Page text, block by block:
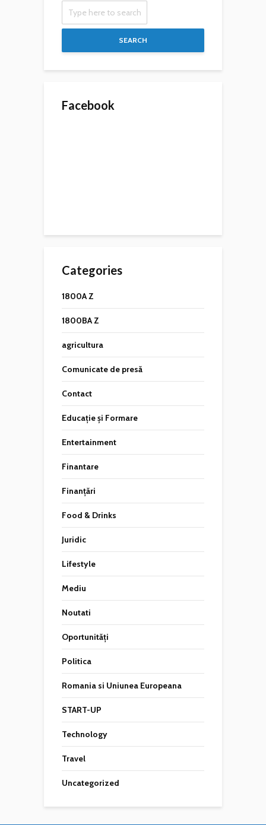
SEARCH
Facebook
Categories
1800A Z
1800BA Z
agricultura
Comunicate de presă
Contact
Educație și Formare
Entertainment
Finantare
Finanțări
Food & Drinks
Juridic
Lifestyle
Mediu
Noutati
Oportunități
Politica
Romania si Uniunea Europeana
START-UP
Technology
Travel
Uncategorized